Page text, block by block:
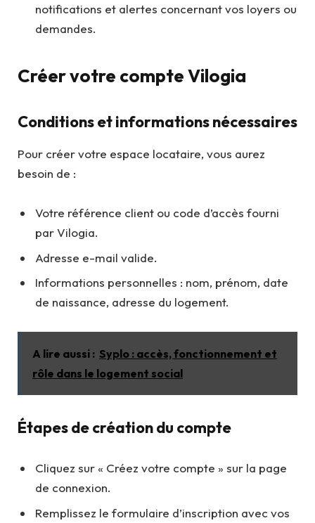
notifications et alertes concernant vos loyers ou
demandes.
Créer votre compte Vilogia
Conditions et informations nécessaires
Pour créer votre espace locataire, vous aurez
besoin de :
Votre référence client ou code d’accès fourni
par Vilogia.
Adresse e-mail valide.
Informations personnelles : nom, prénom, date
de naissance, adresse du logement.
A lire aussi : Syplo : accès, fonctionnement et
rôle dans le logement social
Étapes de création du compte
Cliquez sur « Créez votre compte » sur la page
de connexion.
Remplissez le formulaire d’inscription avec vos